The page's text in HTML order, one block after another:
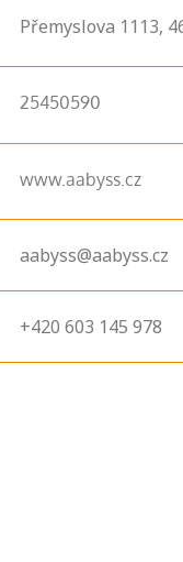
Přemyslova 1113,
25450590
www.aabyss.cz
aabyss@aabyss.cz
+420 603 145 978